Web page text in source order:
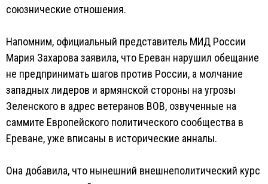
союзнические отношения.
Напомним, официальный представитель МИД России
Мария Захарова заявила, что Ереван нарушил обещание
не предпринимать шагов против России, а молчание
западных лидеров и армянской стороны на угрозы
Зеленского в адрес ветеранов ВОВ, озвученные на
саммите Европейского политического сообщества в
Ереване, уже вписаны в исторические анналы.
Она добавила, что нынешний внешнеполитический курс